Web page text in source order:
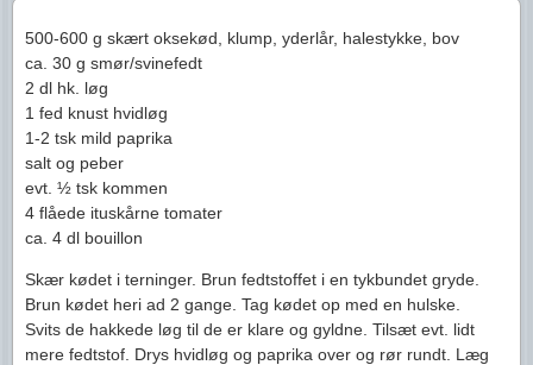
500-600 g skært oksekød, klump, yderlår, halestykke, bov
ca. 30 g smør/svinefedt
2 dl hk. løg
1 fed knust hvidløg
1-2 tsk mild paprika
salt og peber
evt. ½ tsk kommen
4 flåede ituskårne tomater
ca. 4 dl bouillon
Skær kødet i terninger. Brun fedtstoffet i en tykbundet gryde.
Brun kødet heri ad 2 gange. Tag kødet op med en hulske.
Svits de hakkede løg til de er klare og gyldne. Tilsæt evt. lidt
mere fedtstof. Drys hvidløg og paprika over og rør rundt. Læg